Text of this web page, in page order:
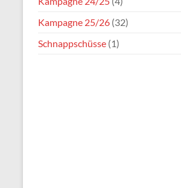
Kampagne 25/26 (32)
Schnappschüsse (1)